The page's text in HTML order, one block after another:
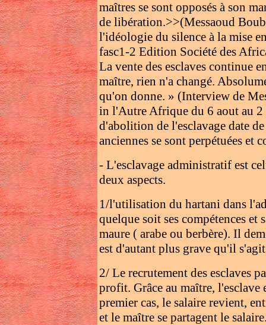
maîtres se sont opposés à son
de libération.>>(Messaoud
l'idéologie du silence à la mise
fasc1-2 Edition Société des
La vente des esclaves continue
maître, rien n'a changé.
qu'on donne. » (Interview de
in l'Autre Afrique du 6 aout au 2
d'abolition de l'esclavage date
anciennes se sont perpétuées et
- L'esclavage administratif est
deux aspects.
1/l'utilisation du hartani dans
quelque soit ses compétences
maure ( arabe ou berbère). Il
est d'autant plus grave qu'il
2/ Le recrutement des esclaves
profit. Grâce au maître, l'esclave
premier cas, le salaire revient,
et le maître se partagent le